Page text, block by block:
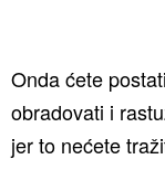
Onda ćete
obradovati i
jer to nećete